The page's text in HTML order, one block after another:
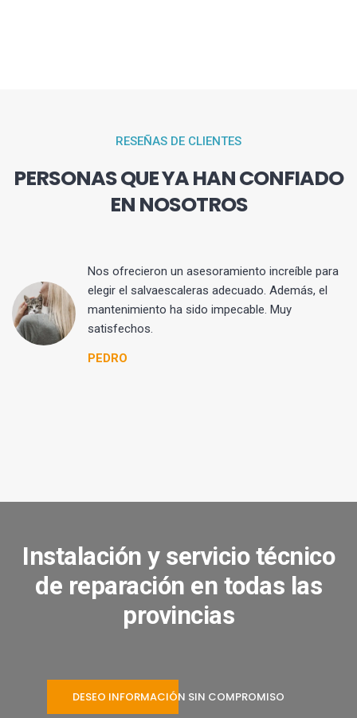
RESEÑAS DE CLIENTES
PERSONAS QUE YA HAN CONFIADO
EN NOSOTROS
Nos ofrecieron un asesoramiento increíble para
elegir el salvaescaleras adecuado. Además, el
mantenimiento ha sido impecable. Muy
satisfechos.
PEDRO
Instalación y servicio técnico
de reparación en todas las
provincias
DESEO INFORMACIÓN SIN COMPROMISO